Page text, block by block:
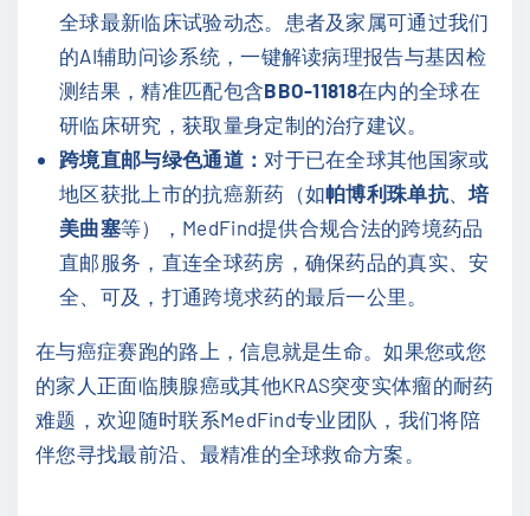
全球最新临床试验动态。患者及家属可通过我们
的AI辅助问诊系统，一键解读病理报告与基因检
测结果，精准匹配包含BBO-11818在内的全球在
研临床研究，获取量身定制的治疗建议。
跨境直邮与绿色通道： 对于已在全球其他国家或
地区获批上市的抗癌新药（如帕博利珠单抗 、培
美曲塞等），MedFind提供合规合法的跨境药品
直邮服务，直连全球药房，确保药品的真实、安
全、可及，打通跨境求药的最后一公里。
在与癌症赛跑的路上，信息就是生命。如果您或您
的家人正面临胰腺癌或其他KRAS突变实体瘤的耐药
难题，欢迎随时联系MedFind专业团队，我们将陪
伴您寻找最前沿、最精准的全球救命方案。